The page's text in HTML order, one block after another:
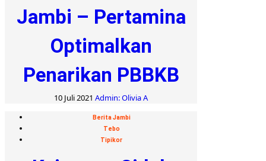
Jambi – Pertamina
Optimalkan
Penarikan PBBKB
10 Juli 2021 Admin: Olivia A
Berita Jambi
Tebo
Tipikor